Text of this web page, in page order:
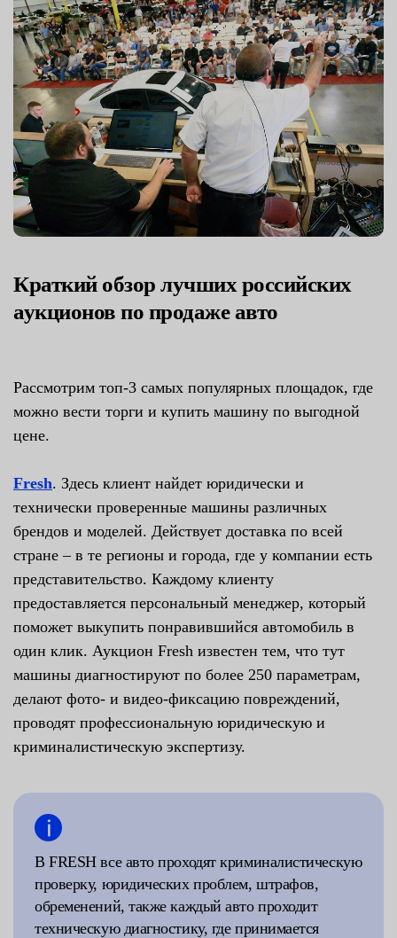
Краткий обзор лучших российских
аукционов по продаже авто
Рассмотрим топ-3 самых популярных площадок, где
можно вести торги и купить машину по выгодной
цене.
Fresh. Здесь клиент найдет юридически и
технически проверенные машины различных
брендов и моделей. Действует доставка по всей
стране – в те регионы и города, где у компании есть
представительство. Каждому клиенту
предоставляется персональный менеджер, который
поможет выкупить понравившийся автомобиль в
один клик. Аукцион Fresh известен тем, что тут
машины диагностируют по более 250 параметрам,
делают фото- и видео-фиксацию повреждений,
проводят профессиональную юридическую и
криминалистическую экспертизу.
В FRESH все авто проходят криминалистическую
проверку, юридических проблем, штрафов,
обременений, также каждый авто проходит
техническую диагностику, где принимается